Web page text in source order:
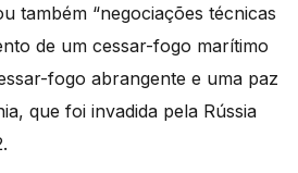
também “negociações técnicas
de um cessar-fogo marítimo
fogo abrangente e uma paz
que foi invadida pela Rússia